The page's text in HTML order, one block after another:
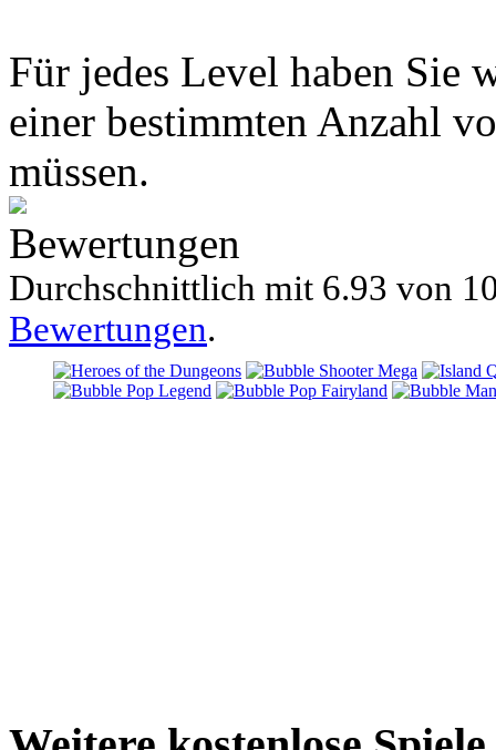
Für jedes Level haben Sie
einer bestimmten Anzahl
müssen.
Bewertungen
Durchschnittlich mit 6.93 von
Bewertungen.